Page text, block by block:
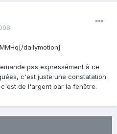
dailymotion]
pas expressément à ce
c'est juste une constatation
de l'argent par la fenêtre.